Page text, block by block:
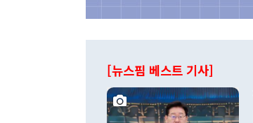
[뉴스핌 베스트 기사]